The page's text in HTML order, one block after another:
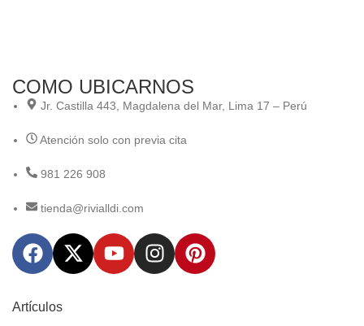
COMO UBICARNOS
Jr. Castilla 443, Magdalena del Mar, Lima 17 – Perú
Atención solo con previa cita
981 226 908
tienda@rivialldi.com
Artículos